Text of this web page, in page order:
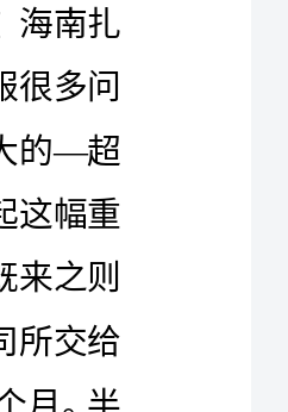
优选化妆品销售工作心得体会 1